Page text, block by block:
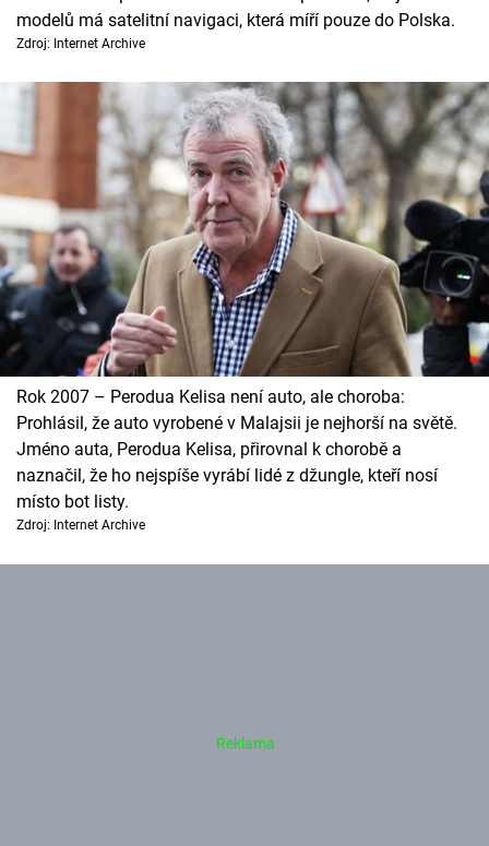
Cool Esport
TV Program
Sledujte prima+
Přihlášení
Sledujte nás
modelů má satelitní navigaci, která míří pouze do Polska.
Zdroj: Internet Archive
Rok 2007 – Perodua Kelisa není auto, ale choroba:
Prohlásil, že auto vyrobené v Malajsii je nejhorší na světě.
Jméno auta, Perodua Kelisa, přirovnal k chorobě a
naznačil, že ho nejspíše vyrábí lidé z džungle, kteří nosí
místo bot listy.
Zdroj: Internet Archive